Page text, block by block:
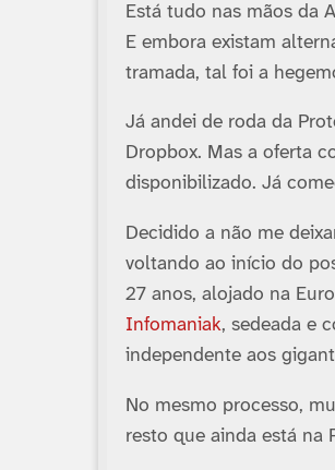
Está tudo nas mãos da
E embora existam
tramada, tal foi a
Já andei de roda da
Dropbox. Mas a oferta
disponibilizado. Já
Decidido a não me
voltando ao início do
27 anos, alojado na
Infomaniak, sedeada e
independente aos
No mesmo processo,
resto que ainda está na